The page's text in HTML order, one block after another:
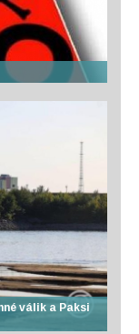
válik a Paksi